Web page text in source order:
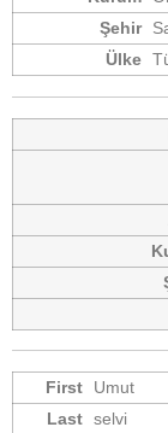
Umut
selvi